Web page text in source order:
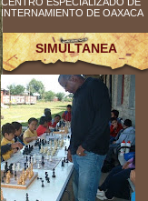
INTERNAMIENTO DE OAXACA
SIMULTANEA